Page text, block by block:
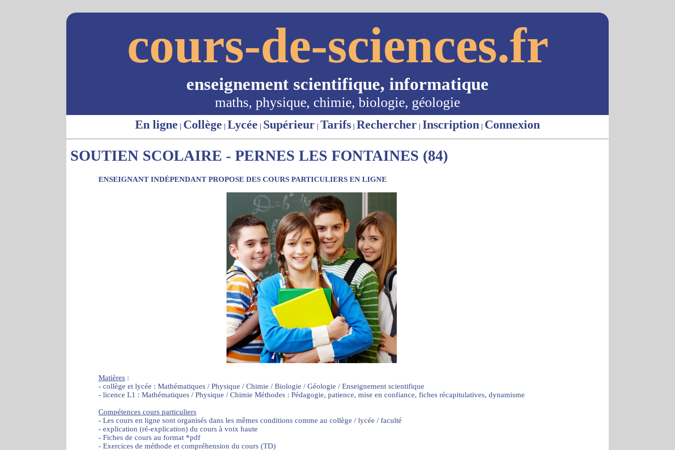
cours-de-sciences.fr
enseignement scientifique, informatique
maths, physique, chimie, biologie, géologie
En ligne | Collège | Lycée | Supérieur | Tarifs | Rechercher | Inscription | Connexion
SOUTIEN SCOLAIRE - PERNES LES FONTAINES (84)
ENSEIGNANT INDÉPENDANT PROPOSE DES COURS PARTICULIERS EN LIGNE
Matières :
- collège et lycée : Mathématiques / Physique / Chimie / Biologie / Géologie / Enseignement scientifique
- licence L1 : Mathématiques / Physique / Chimie Méthodes : Pédagogie, patience, mise en confiance, fiches récapitulatives, dynamisme
Compétences cours particuliers
- Les cours en ligne sont organisés dans les mêmes conditions comme au collège / lycée / faculté
- explication (ré-explication) du cours à voix haute
- Fiches de cours au format *pdf
- Exercices de méthode et compréhension du cours (TD)